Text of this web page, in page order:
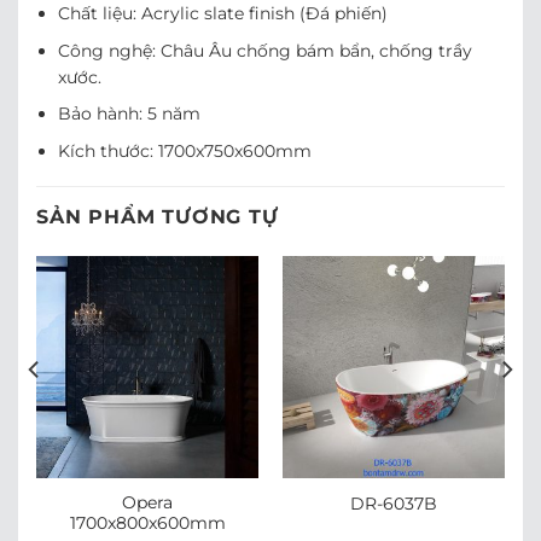
Chất liệu: Acrylic slate finish (Đá phiến)
Công nghệ: Châu Âu chống bám bẩn, chống trầy
xước.
Bảo hành: 5 năm
Kích thước: 1700x750x600mm
SẢN PHẨM TƯƠNG TỰ
Opera
1700x800x600mm
DR-6037B